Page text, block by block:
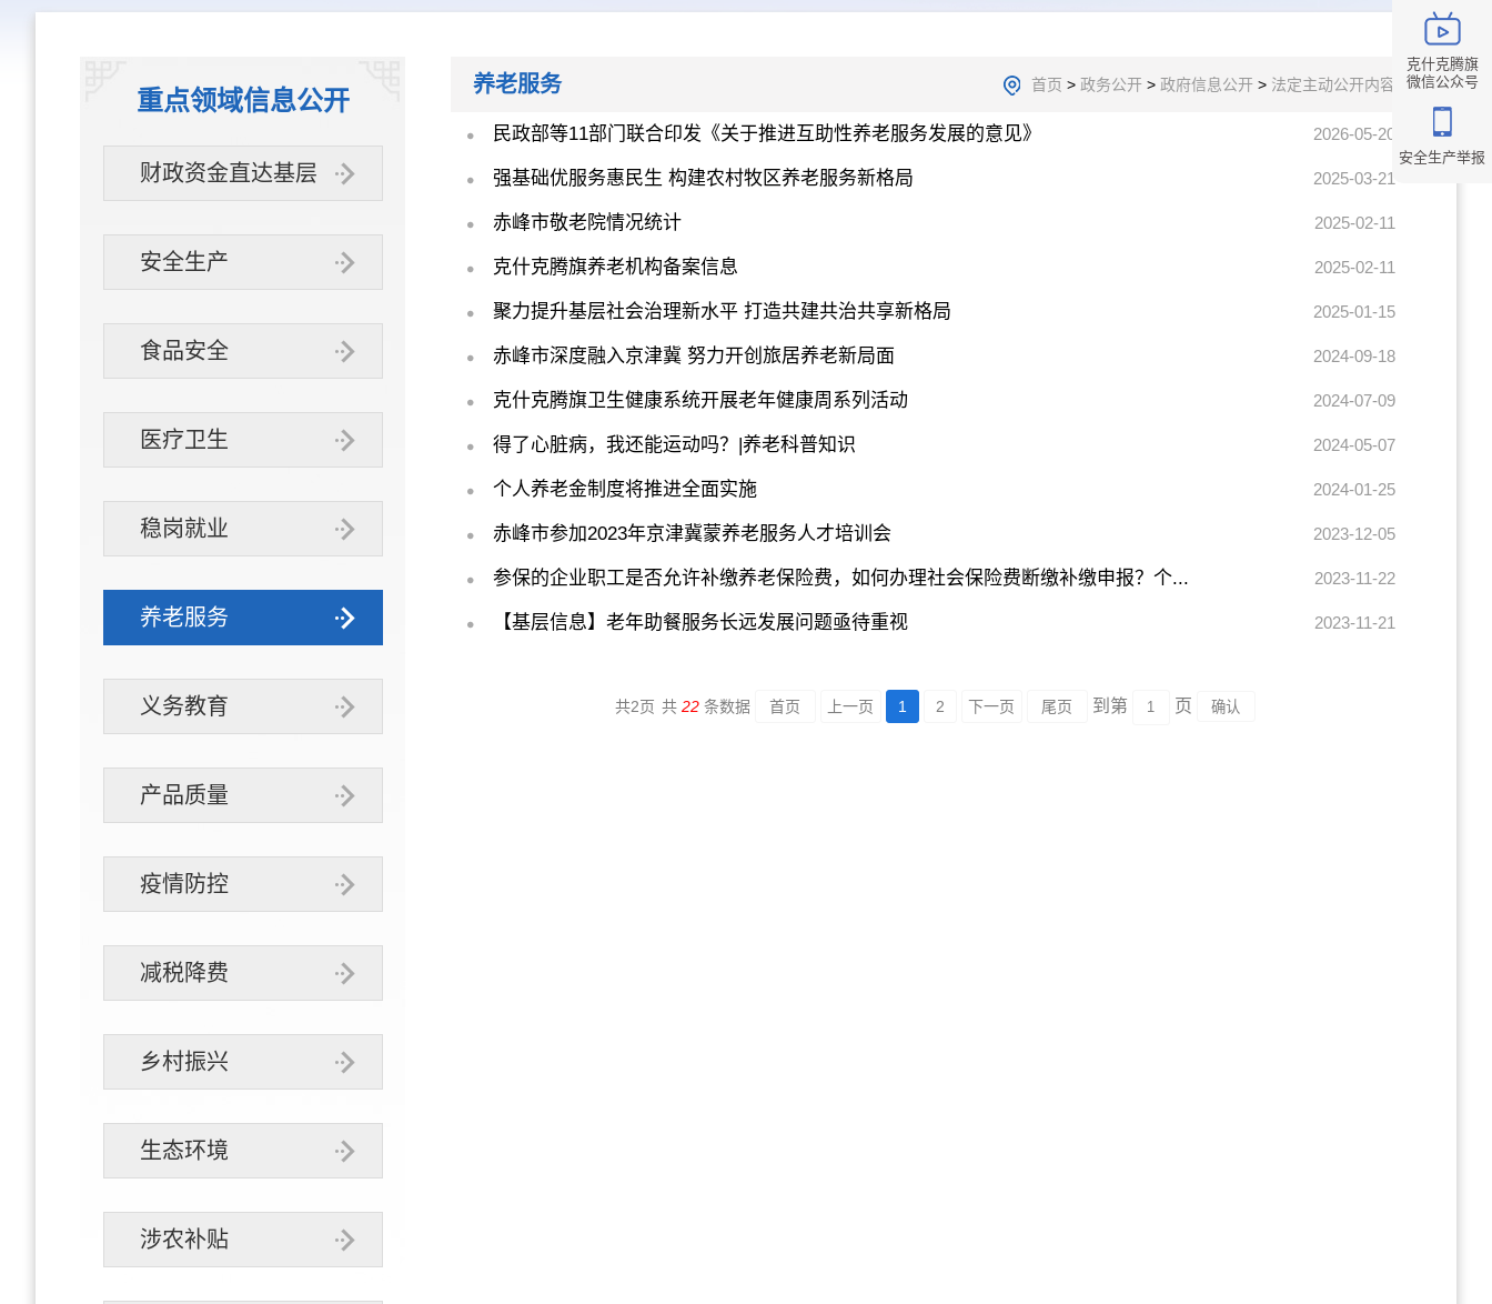
克什克腾旗
微信公众号
安全生产举报
重点领域信息公开
财政资金直达基层
安全生产
食品安全
医疗卫生
稳岗就业
养老服务
义务教育
产品质量
疫情防控
减税降费
乡村振兴
生态环境
涉农补贴
养老服务 首页 > 政务公开 > 政府信息公开 > 法定主动公开内容
民政部等11部门联合印发《关于推进互助性养老服务发展的意见》 2026-05-20
强基础优服务惠民生 构建农村牧区养老服务新格局 2025-03-21
赤峰市敬老院情况统计 2025-02-11
克什克腾旗养老机构备案信息 2025-02-11
聚力提升基层社会治理新水平 打造共建共治共享新格局 2025-01-15
赤峰市深度融入京津冀 努力开创旅居养老新局面 2024-09-18
克什克腾旗卫生健康系统开展老年健康周系列活动 2024-07-09
得了心脏病，我还能运动吗？|养老科普知识 2024-05-07
个人养老金制度将推进全面实施 2024-01-25
赤峰市参加2023年京津冀蒙养老服务人才培训会 2023-12-05
参保的企业职工是否允许补缴养老保险费，如何办理社会保险费断缴补缴申报？个... 2023-11-22
【基层信息】老年助餐服务长远发展问题亟待重视 2023-11-21
共2页 共 22条数据 首页 上一页 1 2 下一页 尾页 到第 页